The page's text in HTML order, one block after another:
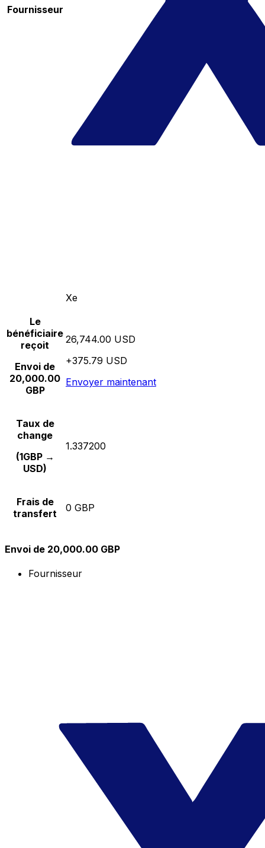
Fournisseur
Xe
Le
bénéficiaire
reçoit
Envoi de
20,000.00
GBP
26,744.00 USD
+375.79 USD
Envoyer maintenant
Taux de
change
(1GBP →
USD)
1.337200
Frais de
transfert
0 GBP
Envoi de 20,000.00 GBP
Fournisseur